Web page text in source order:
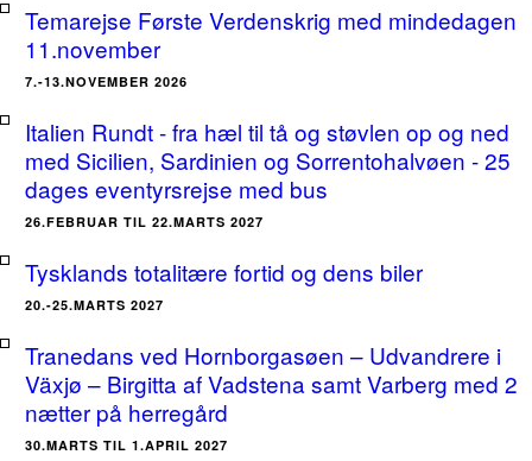
Temarejse Første Verdenskrig med mindedagen
11.november
7.-13.NOVEMBER 2026
Italien Rundt - fra hæl til tå og støvlen op og ned
med Sicilien, Sardinien og Sorrentohalvøen - 25
dages eventyrsrejse med bus
26.FEBRUAR TIL 22.MARTS 2027
Tysklands totalitære fortid og dens biler
20.-25.MARTS 2027
Tranedans ved Hornborgasøen – Udvandrere i
Växjø – Birgitta af Vadstena samt Varberg med 2
nætter på herregård
30.MARTS TIL 1.APRIL 2027